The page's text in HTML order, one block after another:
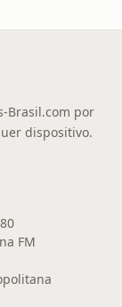
Brasil.com por
dispositivo.
FM